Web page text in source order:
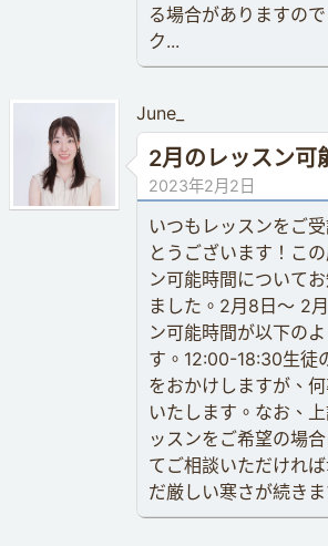
る場合がありますの
ク...
June_
2月のレッスン可
2023年2月2日
いつもレッスンをご
とうございます！こ
ン可能時間について
ました。2月8日〜 2
ン可能時間が以下の
す。12:00-18:30生徒
をおかけしますが、
いたします。なお、
ッスンをご希望の場
てご相談いただけれ
だ厳しい寒さが続きま